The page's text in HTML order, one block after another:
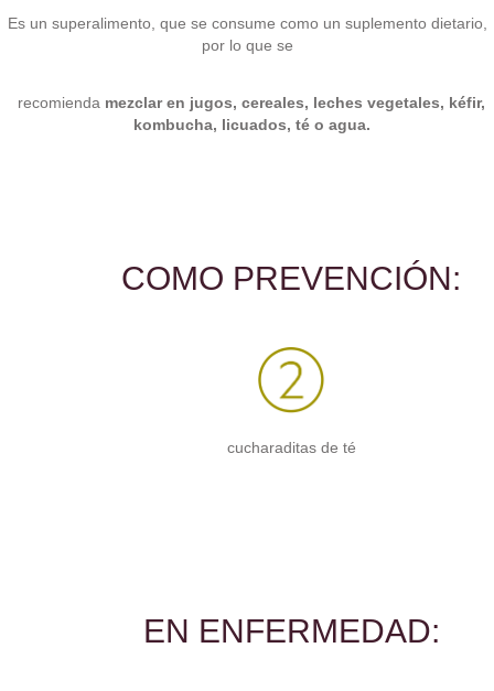
Es un superalimento, que se consume como un suplemento dietario,
por lo que se
recomienda mezclar en jugos, cereales, leches vegetales, kéfir,
kombucha, licuados, té o agua.
COMO PREVENCIÓN:
cucharaditas de té
EN ENFERMEDAD: